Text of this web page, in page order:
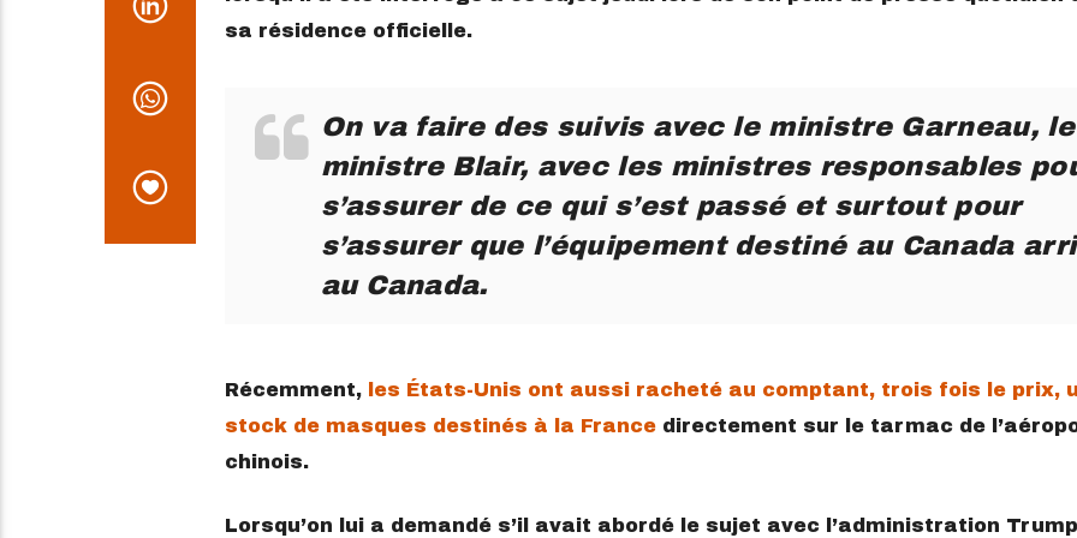
sa résidence officielle.
On va faire des suivis avec le ministre Garneau, le
ministre Blair, avec les ministres responsables
s’assurer de ce qui s’est passé et surtout pour
s’assurer que l’équipement destiné au Canada
au Canada.
Récemment,
les États-Unis ont aussi racheté au comptant, trois fois le prix,
stock de masques destinés à la Francedirectement sur le tarmac de
chinois.
Lorsqu’on lui a demandé s’il avait abordé le sujet avec l’administration